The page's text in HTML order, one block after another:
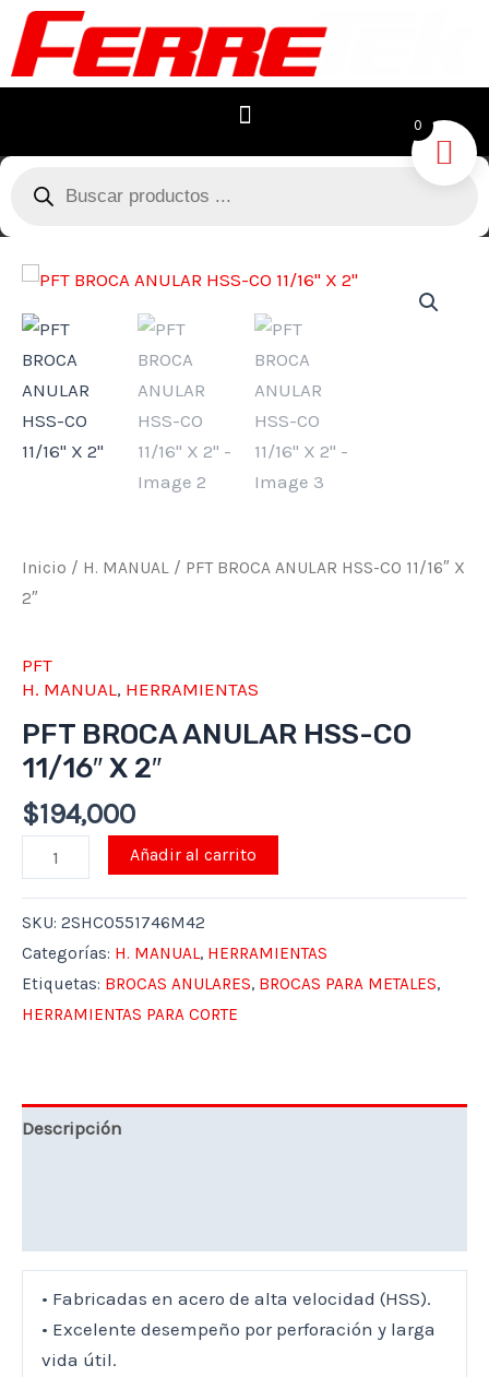
contenido
Búsqueda
productos
Inicio / H. MANUAL / PFT BROCA ANULAR HSS-CO 11/16″ X
2″
PFT
H. MANUAL, HERRAMIENTAS
PFT BROCA ANULAR HSS-CO
11/16″ X 2″
$194,000
PFT
BROCA
ANULAR
HSS-
CO
11/16"
X
Añadir al carrito
SKU: 2SHCO551746M42
Categorías: H. MANUAL, HERRAMIENTAS
Etiquetas: BROCAS ANULARES, BROCAS PARA METALES,
HERRAMIENTAS PARA CORTE
Descripción
• Fabricadas en acero de alta velocidad (HSS).
• Excelente desempeño por perforación y larga
vida útil.
0